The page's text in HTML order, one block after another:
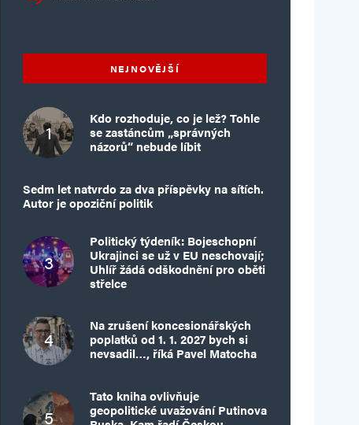
NEJNOVĚJŠÍ
Kdo rozhoduje, co je lež? Tohle
se zastáncům „správných
názorů“ nebude líbit
Sedm let natvrdo za dva příspěvky na sítích.
Autor je opoziční politik
Politický týdeník: Bojeschopní
Ukrajinci se už v EU neschovají;
Uhlíř žádá odškodnění pro oběti
střelce
Na zrušení koncesionářských
poplatků od 1. 1. 2027 bych si
nevsadil…, říká Pavel Matocha
Tato kniha ovlivňuje
geopolitické uvažování Putinova